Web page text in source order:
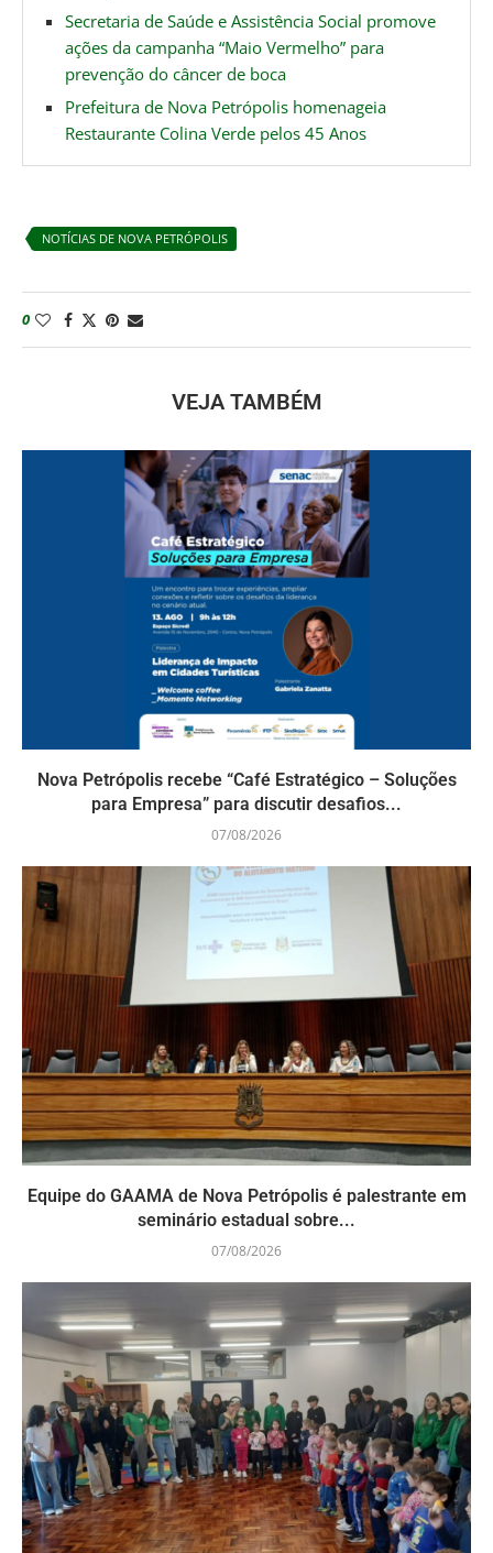
Secretaria de Saúde e Assistência Social promove
ações da campanha “Maio Vermelho” para
prevenção do câncer de boca
Prefeitura de Nova Petrópolis homenageia
Restaurante Colina Verde pelos 45 Anos
NOTÍCIAS DE NOVA PETRÓPOLIS
0
VEJA TAMBÉM
Nova Petrópolis recebe “Café Estratégico – Soluções
para Empresa” para discutir desafios...
07/08/2026
Equipe do GAAMA de Nova Petrópolis é palestrante em
seminário estadual sobre...
07/08/2026